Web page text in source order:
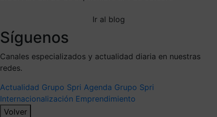
Ir al blog
Síguenos
Canales especializados y actualidad diaria en nuestras
redes.
Actualidad Grupo Spri Agenda Grupo Spri
Internacionalización Emprendimiento
Volver